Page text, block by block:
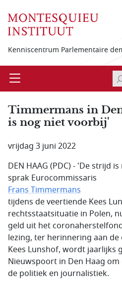
Kenniscentrum Parlementaire
Open
Timmermans in
is nog niet voorbij'
vrijdag 3 juni 2022
DEN HAAG (PDC) - 'De strijd
sprak Eurocommissaris
Frans Timmermans
tijdens de veertiende Kees
rechtsstaatsituatie in Polen,
geld uit het
lezing, ter herinnering aan
Kees Lunshof, wordt jaarlijks
Nieuwspoort in Den Haag
de politiek en journalistiek.